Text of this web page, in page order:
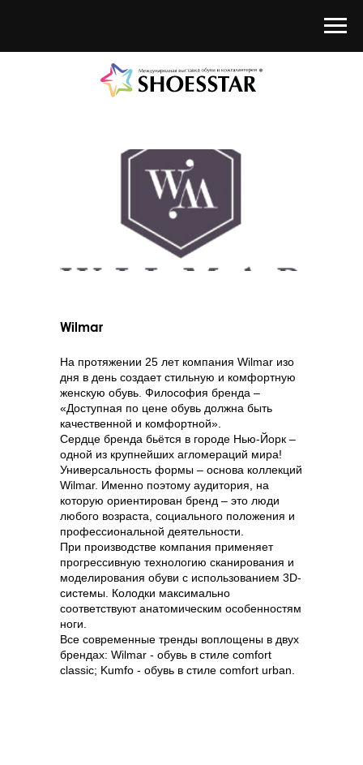
На протяжении 25 лет компания Wilmar изо
дня в день создает стильную и комфортную
женскую обувь. Философия бренда –
«Доступная по цене обувь должна быть
качественной и комфортной».
Сердце бренда бьётся в городе Нью-Йорк –
одной из крупнейших агломераций мира!
Универсальность формы – основа коллекций
Wilmar. Именно поэтому аудитория, на
которую ориентирован бренд – это люди
любого возраста, социального положения и
профессиональной деятельности.
При производстве компания применяет
прогрессивную технологию сканирования и
моделирования обуви с использованием 3D-
системы. Колодки максимально
соответствуют анатомическим особенностям
ноги.
Все современные тренды воплощены в двух
брендах: Wilmar - обувь в стиле comfort
classic; Kumfo - обувь в стиле comfort urban.
Wilmar